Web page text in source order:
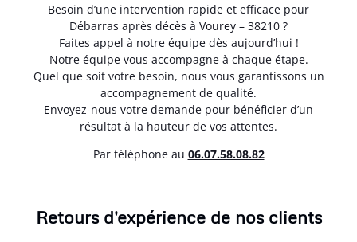
Besoin d’une intervention rapide et efficace pour
Débarras après décès à Vourey – 38210 ?
Faites appel à notre équipe dès aujourd’hui !
Notre équipe vous accompagne à chaque étape.
Quel que soit votre besoin, nous vous garantissons un
accompagnement de qualité.
Envoyez-nous votre demande pour bénéficier d’un
résultat à la hauteur de vos attentes.
Par téléphone au 06.07.58.08.82
Retours d'expérience de nos clients